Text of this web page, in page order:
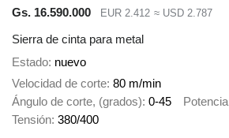
Gs. 16.590.000
EUR 2.412 ≈ USD 2.787
Sierra de cinta para metal
Estado nuevo
Velocidad de corte 80 m/min
Ángulo de corte, (grados) 0-45 Potencia
Tensión 380/400